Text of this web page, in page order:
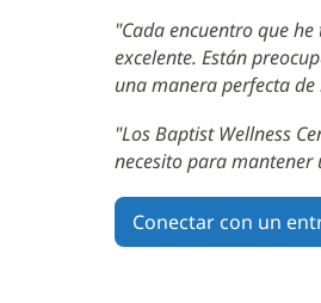
"Cada encuentro que
excelente. Están
una manera perfecta
"Los Baptist Wellness
necesito para mantener
Conectar con un